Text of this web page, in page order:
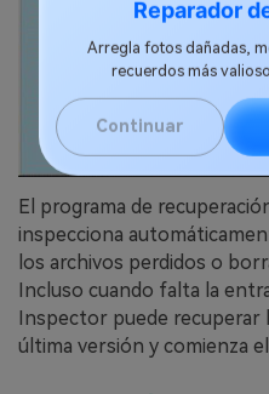
Reparador
Arregla fotos dañadas,
recuerdos más
Continuar
El programa de
inspecciona
los archivos perdidos o
Incluso cuando falta la
Inspector puede recuperar
última versión y comienza